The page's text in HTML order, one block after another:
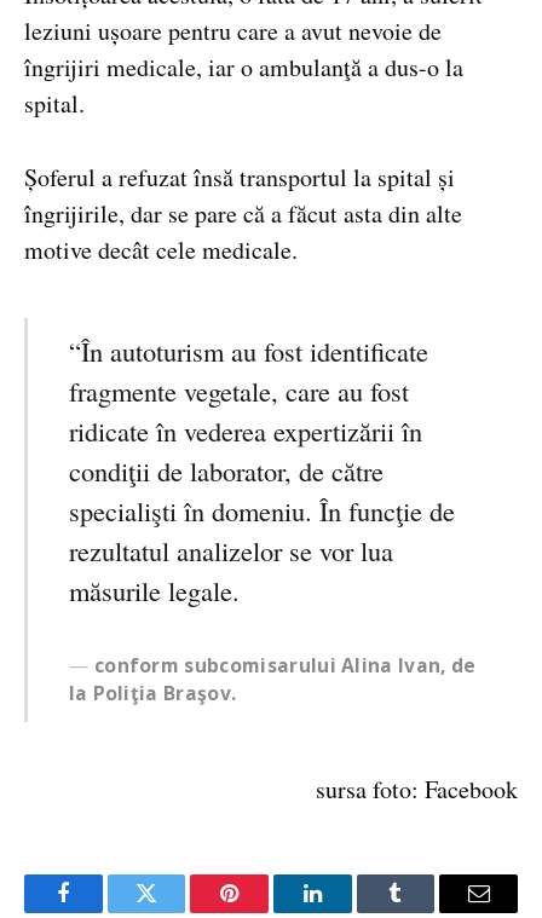
leziuni ușoare pentru care a avut nevoie de
îngrijiri medicale, iar o ambulanţă a dus-o la
spital.
Șoferul a refuzat însă transportul la spital și
îngrijirile, dar se pare că a făcut asta din alte
motive decât cele medicale.
“În autoturism au fost identificate
fragmente vegetale, care au fost
ridicate în vederea expertizării în
condiţii de laborator, de către
specialişti în domeniu. În funcţie de
rezultatul analizelor se vor lua
măsurile legale.
conform subcomisarului Alina Ivan, de
la Poliţia Braşov.
sursa foto: Facebook
FacebookTwitter Pinterest LinkedInTumblr Email